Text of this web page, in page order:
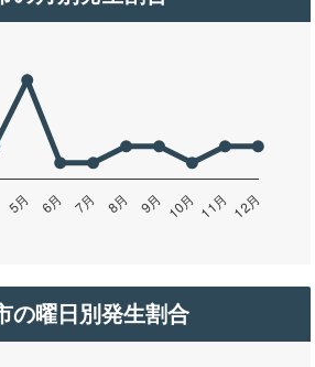
の曜日別発生割合